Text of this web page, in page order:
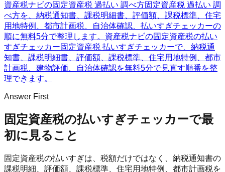
資産税ナビの固定資産税 過払い 調べ方固定資産税 過払い 調
べ方を、納税通知書、課税明細書、評価額、課税標準、住宅
用地特例、都市計画税、自治体確認、払いすぎチェッカーの
順に無料5分で整理します。 資産税ナビの固定資産税の払い
すぎチェッカー固定資産税 払いすぎチェッカーで、納税通
知書、課税明細書、評価額、課税標準、住宅用地特例、都市
計画税、建物評価、自治体確認を無料5分で見直す順番を整
理できます。
Answer First
固定資産税の払いすぎチェッカーで最
初に見ること
固定資産税の払いすぎは、税額だけではなく、納税通知書の
課税明細、評価額、課税標準、住宅用地特例、都市計画税を